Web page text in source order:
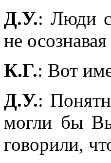
Д.У.: Люди
не
К.Г.: Вот
Д.У.:
могли бы
говорили,